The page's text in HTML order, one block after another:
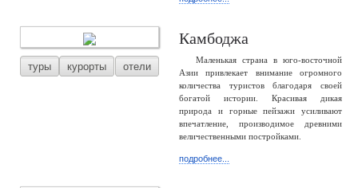
туры курорты отели
Камбоджа
Маленькая страна в юго-восточной
Азии привлекает внимание огромного
количества туристов благодаря своей
богатой истории. Красивая дикая
природа и горные пейзажи усиливают
впечатление, производимое древними
величественными постройками.
подробнее...